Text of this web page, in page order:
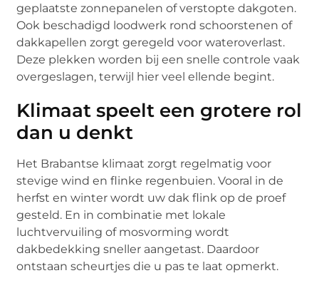
geplaatste zonnepanelen of verstopte dakgoten.
Ook beschadigd loodwerk rond schoorstenen of
dakkapellen zorgt geregeld voor wateroverlast.
Deze plekken worden bij een snelle controle vaak
overgeslagen, terwijl hier veel ellende begint.
Klimaat speelt een grotere rol
dan u denkt
Het Brabantse klimaat zorgt regelmatig voor
stevige wind en flinke regenbuien. Vooral in de
herfst en winter wordt uw dak flink op de proef
gesteld. En in combinatie met lokale
luchtvervuiling of mosvorming wordt
dakbedekking sneller aangetast. Daardoor
ontstaan scheurtjes die u pas te laat opmerkt.